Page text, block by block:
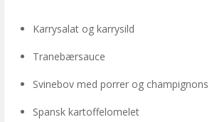
Karrysalat og karrysild
Tranebærsauce
Svinebov med porrer og champignons
Spansk kartoffelomelet